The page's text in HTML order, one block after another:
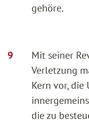
gehöre.
Mit seiner
Verletzung
Kern vor, die
die zu